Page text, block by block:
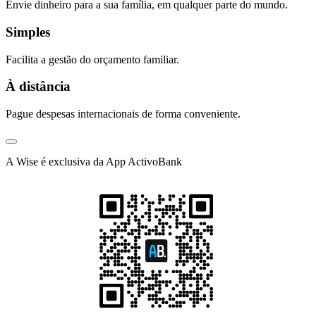
Envie dinheiro para a sua família, em qualquer parte do mundo.
Simples​
Facilita a gestão do orçamento familiar.
À distância​
Pague despesas internacionais de forma conveniente.
A Wise é exclusiva da App ActivoBank